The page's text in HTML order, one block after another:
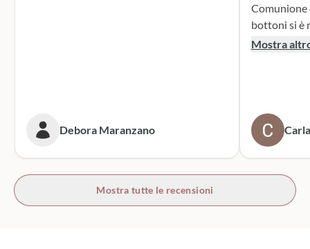
Debora Maranzano
Comunione di
bottoni si è
supporto
prossime
bottoni!
Mostra
Mostra tutte le recensioni